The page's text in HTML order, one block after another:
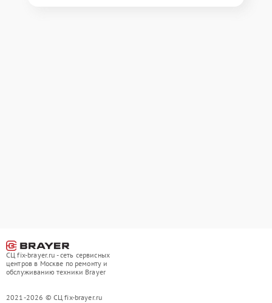
СЦ fix-brayer.ru - сеть сервисных
центров в Москве по ремонту и
обслуживанию техники Brayer
2021-2026 © СЦ fix-brayer.ru